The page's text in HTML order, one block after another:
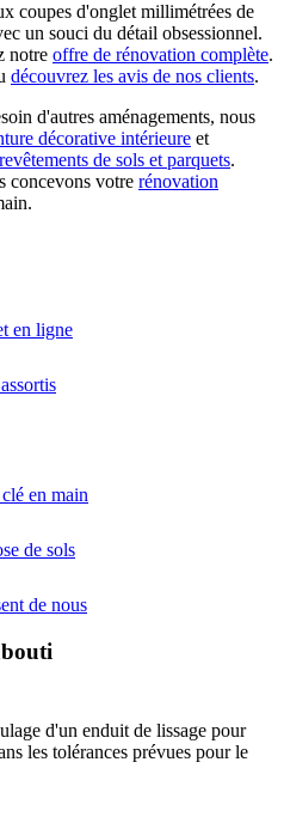
coupes d'onglet millimétrées de
un souci du détail obsessionnel.
notre offre de rénovation complète.
découvrez les avis de nos clients.
d'autres aménagements, nous
décorative intérieure et
revêtements de sols et parquets.
concevons votre rénovation
en ligne
en main
de sols
de nous
d'un enduit de lissage pour
les tolérances prévues pour le